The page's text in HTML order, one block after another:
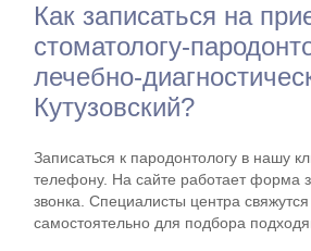
Как записаться на
стоматологу-
лечебно-
Кутузовский?
Записаться к пародонтологу в нашу
телефону. На сайте работает форма
звонка. Специалисты центра
самостоятельно для подбора